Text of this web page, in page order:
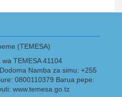
(TEMESA)
TEMESA 41104
Namba za simu: +255
0800110379 Barua pepe:
www.temesa.go.tz